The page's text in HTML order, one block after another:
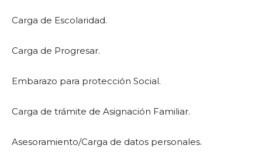
Carga de Escolaridad.
Carga de Progresar.
Embarazo para protección Social.
Carga de trámite de Asignación Familiar.
Asesoramiento/Carga de datos personales.